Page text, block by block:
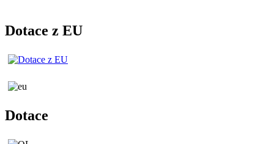
Dotace z EU
Dotace